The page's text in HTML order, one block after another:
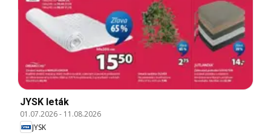
JYSK leták
01.07.2026- 11.08.2026
JYSK